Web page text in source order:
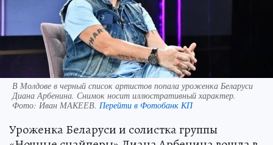
В Молдове в черный список артистов попала уроженка Беларуси
Диана Арбенина. Снимок носит иллюстративный характер.
Фото: Иван МАКЕЕВ. Перейти в Фотобанк КП
Уроженка Беларуси и солистка группы